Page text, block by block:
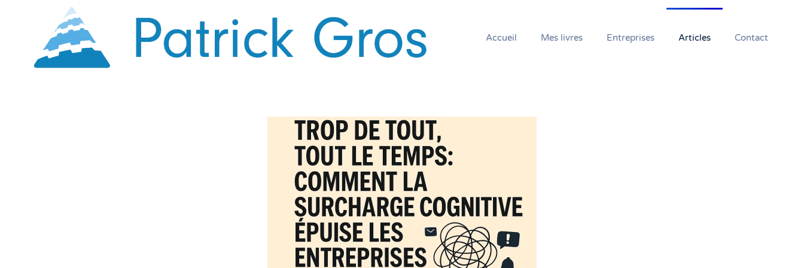
Skip to main content Accueil Mes livres Entreprises Articles Contact